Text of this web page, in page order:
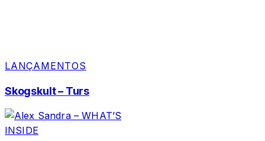
LANÇAMENTOS
Skogskult – Turs